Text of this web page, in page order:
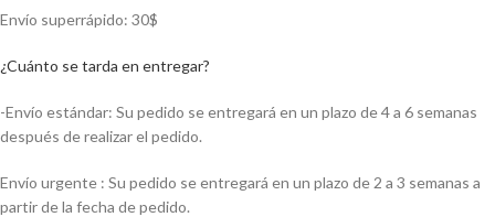
Envío superrápido: 30$
¿Cuánto se tarda en entregar?
-Envío estándar: Su pedido se entregará en un plazo de 4 a 6 semanas
después de realizar el pedido.
Envío urgente : Su pedido se entregará en un plazo de 2 a 3 semanas a
partir de la fecha de pedido.